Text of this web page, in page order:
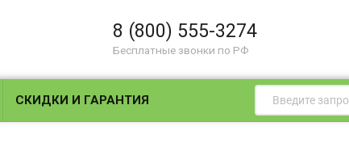
8 (800) 555-3274
Бесплатные звонки по РФ
СКИДКИ И ГАРАНТИЯ